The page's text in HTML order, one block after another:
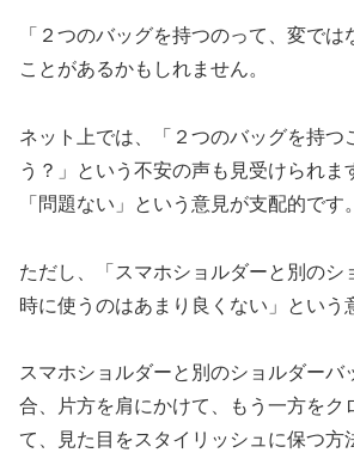
「２つのバッグを持つのって、変で
ことがあるかもしれません。
ネット上では、「２つのバッグを持つ
う？」という不安の声も見受けられま
「問題ない」という意見が支配的です。
ただし、「スマホショルダーと別のシ
時に使うのはあまり良くない」という
スマホショルダーと別のショルダーバ
合、片方を肩にかけて、もう一方をク
て、見た目をスタイリッシュに保つ方